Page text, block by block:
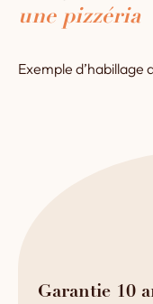
une pizzéria
Exemple d’habillage
Garantie 10